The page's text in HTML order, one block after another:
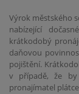
Výrok městského
nabízející
krátkodobý
daňovou
pojištění.
v případě, že
pronajímatel